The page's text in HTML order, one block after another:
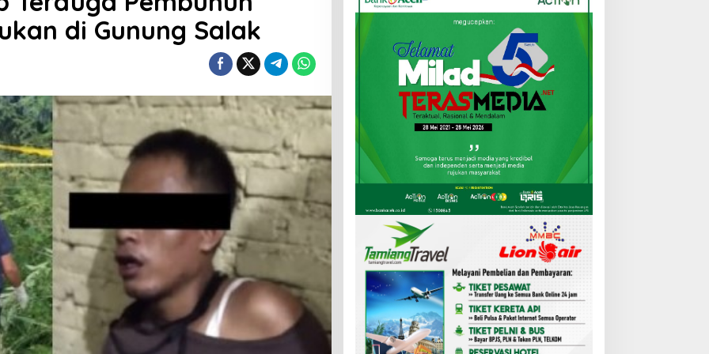
di Gunung Salak